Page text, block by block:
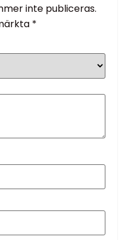
inte publiceras.
*